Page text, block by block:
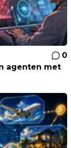
0
agenten met